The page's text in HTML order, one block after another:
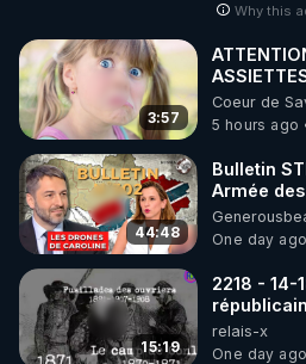
Why this
3:57
Coeur de
5 hours ago
44:48
Bulletin
Armée
série,
One day ago
15:19
2218 - 14-
les frères
relais-x
One day ago